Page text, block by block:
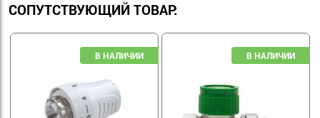
СОПУТСТВУЮЩИЙ ТОВАР: